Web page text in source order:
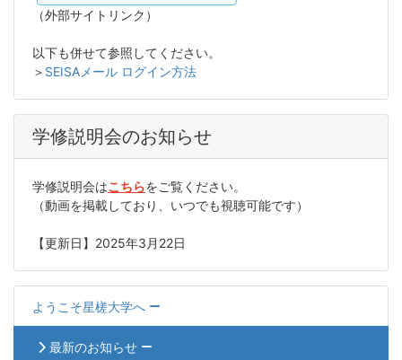
（外部サイトリンク）
以下も併せて参照してください。
＞ SEISAメール ログイン方法
学修説明会のお知らせ
学修説明会はこちらをご覧ください。
（動画を掲載しており、いつでも視聴可能です）
【更新日】2025年3月22日
ようこそ星槎大学へ
最新のお知らせ